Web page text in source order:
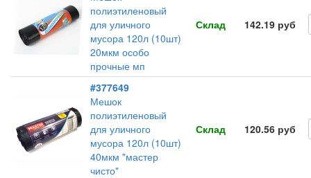
полиэтиленовый
для уличного
мусора 120л (10шт)
20мкм особо
прочные мп
Склад 142.19 руб
#377649
Мешок
полиэтиленовый
для уличного
мусора 120л (10шт)
40мкм "мастер
чисто"
Склад 120.56 руб